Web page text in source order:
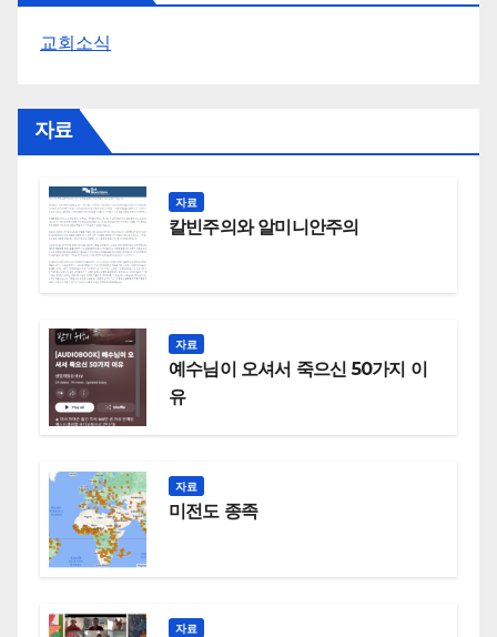
교회소식
자료
자료
칼빈주의와 알미니안주의
자료
예수님이 오셔서 죽으신 50가지 이
유
자료
미전도 종족
자료